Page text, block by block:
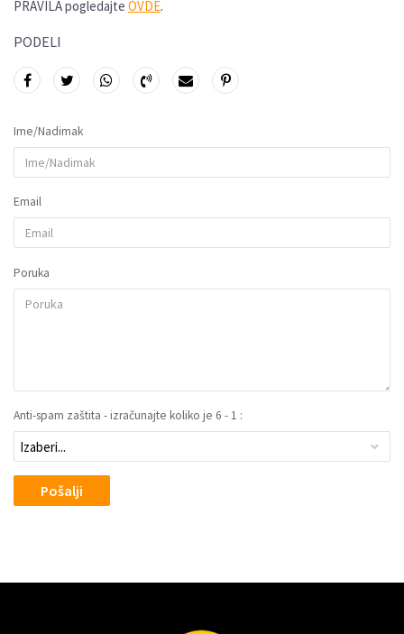
PRAVILA pogledajte OVDE.
PODELI
Ime/Nadimak
Email
Poruka
Anti-spam zaštita - izračunajte koliko je 6 - 1 :
Pošalji